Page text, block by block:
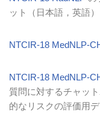
ット（日本語，英語）
NTCIR-18 MedNLP-
NTCIR-18 MedNLP-
質問に対するチャッ
的なリスクの評価用